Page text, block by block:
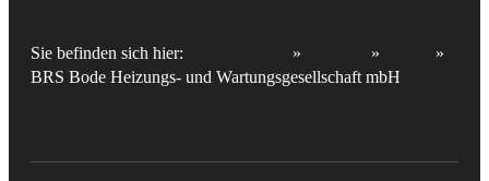
Sie befinden sich hier: » »
»
BRS Bode Heizungs- und Wartungsgesellschaft mbH